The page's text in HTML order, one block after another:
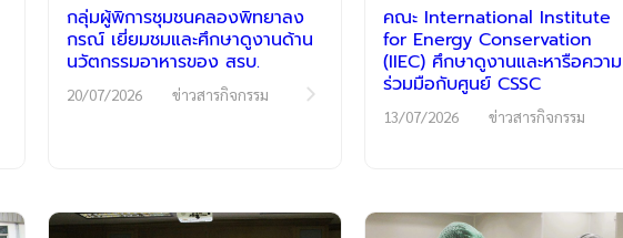
กลุ่มผู้พิการชุมชนคลองพิทยาลง
กรณ์ เยี่ยมชมและศึกษาดูงานด้าน
นวัตกรรมอาหารของ สรบ.
20/07/2026 ข่าวสารกิจกรรม
คณะ International Institute
for Energy Conservation
(IIEC) ศึกษาดูงานและหารือความ
ร่วมมือกับศูนย์ CSSC
13/07/2026 ข่าวสารกิจกรรม